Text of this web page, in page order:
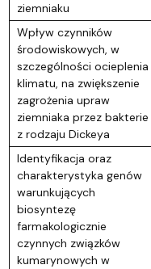
ziemniaku
Wpływ czynników
środowiskowych, w
szczególności ocieplenia
klimatu, na zwiększenie
zagrożenia upraw
ziemniaka przez bakterie
z rodzaju Dickeya
Identyfikacja oraz
charakterystyka genów
warunkujących
biosyntezę
farmakologicznie
czynnych związków
kumarynowych w